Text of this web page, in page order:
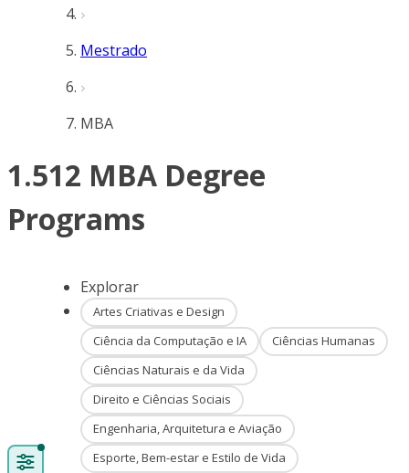
Mestrado
MBA
1.512 MBA Degree
Programs
Explorar
Artes Criativas e Design
Ciência da Computação e IA
Ciências Humanas
Ciências Naturais e da Vida
Direito e Ciências Sociais
Engenharia, Arquitetura e Aviação
Esporte, Bem-estar e Estilo de Vida